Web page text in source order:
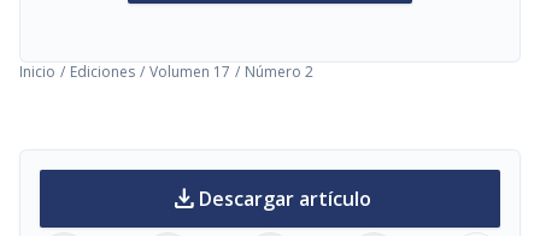
Inicio / Ediciones / Volumen 17 / Número 2
download Descargar artículo